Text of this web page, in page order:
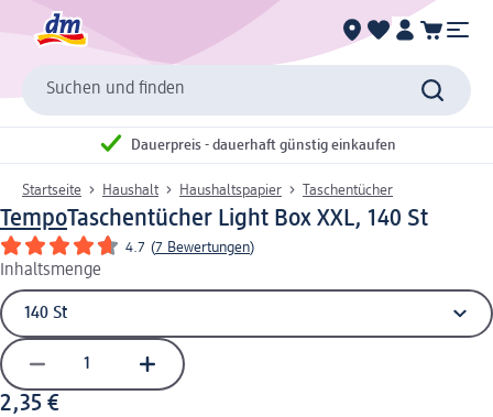
Suchen und finden
Dauerpreis - dauerhaft günstig einkaufen
Startseite Haushalt Haushaltspapier Taschentücher
TempoTaschentücher Light Box XXL, 140 St
4.7 (7 Bewertungen)
Inhaltsmenge
2,35 €